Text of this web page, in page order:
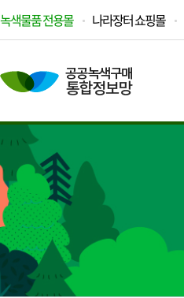
녹색물품 전용몰 나라장터 쇼핑몰